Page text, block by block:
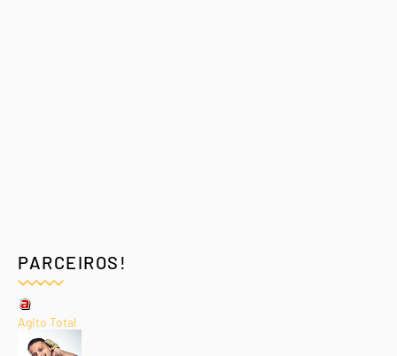
PARCEIROS!
Agito Total